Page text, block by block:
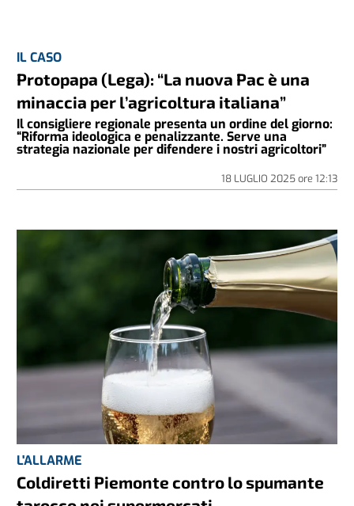
IL CASO
Protopapa (Lega): “La nuova Pac è una
minaccia per l’agricoltura italiana”
Il consigliere regionale presenta un ordine del giorno:
“Riforma ideologica e penalizzante. Serve una
strategia nazionale per difendere i nostri agricoltori”
18 LUGLIO 2025ore 12:13
L'ALLARME
Coldiretti Piemonte contro lo spumante